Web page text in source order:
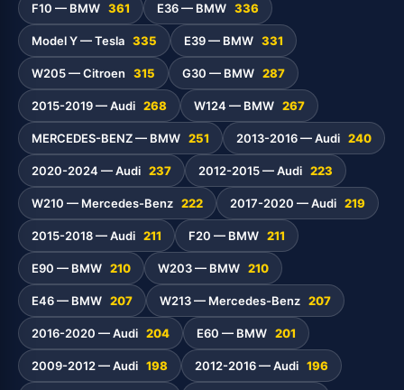
F10 — BMW 361 E36 — BMW 336
Model Y — Tesla 335 E39 — BMW 331
W205 — Citroen 315 G30 — BMW 287
2015-2019 — Audi 268 W124 — BMW 267
MERCEDES-BENZ — BMW 251 2013-2016 — Audi 240
2020-2024 — Audi 237 2012-2015 — Audi 223
W210 — Mercedes-Benz 222 2017-2020 — Audi 219
2015-2018 — Audi 211 F20 — BMW 211
E90 — BMW 210 W203 — BMW 210
E46 — BMW 207 W213 — Mercedes-Benz 207
2016-2020 — Audi 204 E60 — BMW 201
2009-2012 — Audi 198 2012-2016 — Audi 196